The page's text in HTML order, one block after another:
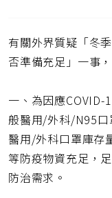
有關外界質疑「冬
否準備充足」一事
一、為因應COVID-
般醫用/外科/N95
醫用/外科口罩庫存
等防疫物資充足，
防治需求。